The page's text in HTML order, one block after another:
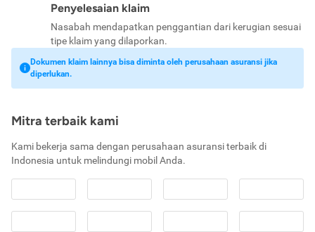
Penyelesaian klaim
Nasabah mendapatkan penggantian dari kerugian sesuai
tipe klaim yang dilaporkan.
Dokumen klaim lainnya bisa diminta oleh perusahaan asuransi jika
diperlukan.
Mitra terbaik kami
Kami bekerja sama dengan perusahaan asuransi terbaik di
Indonesia untuk melindungi mobil Anda.